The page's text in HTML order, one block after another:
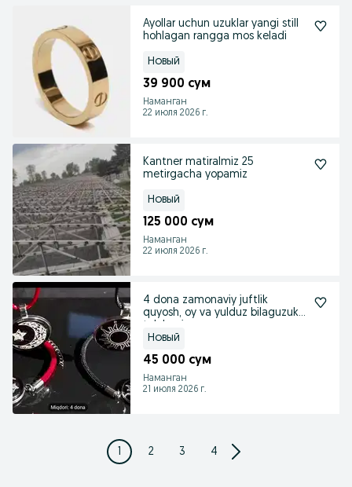
Ayollar uchun uzuklar yangi still
hohlagan rangga mos keladi
Новый
39 900 сум
Наманган
22 июля 2026 г.
Kantner matiralmiz 25
metirgacha yopamiz
Новый
125 000 сум
Наманган
22 июля 2026 г.
4 dona zamonaviy juftlik
quyosh, oy va yulduz bilaguzuk
Новый
45 000 сум
Наманган
21 июля 2026 г.
1 2 3 4